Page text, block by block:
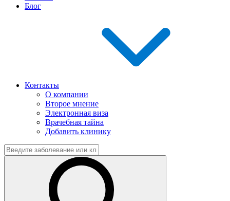
Блог
Контакты
О компании
Второе мнение
Электронная виза
Врачебная тайна
Добавить клинику